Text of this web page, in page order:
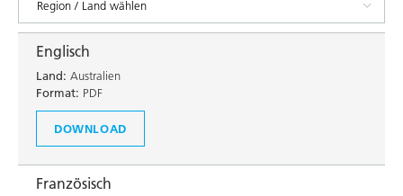
Englisch
Land: Australien
Format: PDF
DOWNLOAD
Französisch